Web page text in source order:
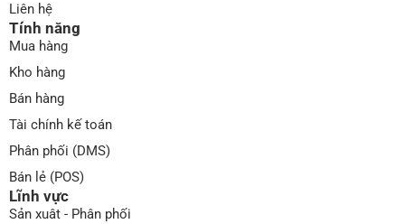
Liên hệ
Tính năng
Mua hàng
Kho hàng
Bán hàng
Tài chính kế toán
Phân phối (DMS)
Bán lẻ (POS)
Lĩnh vực
Sản xuât - Phân phối